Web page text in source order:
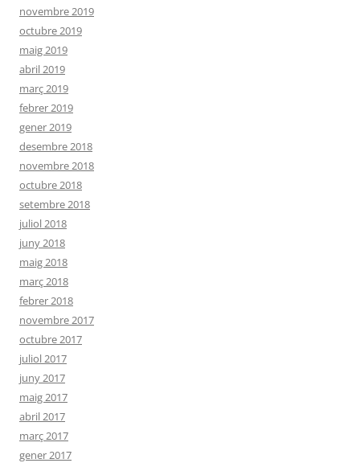
novembre 2019
octubre 2019
maig 2019
abril 2019
març 2019
febrer 2019
gener 2019
desembre 2018
novembre 2018
octubre 2018
setembre 2018
juliol 2018
juny 2018
maig 2018
març 2018
febrer 2018
novembre 2017
octubre 2017
juliol 2017
juny 2017
maig 2017
abril 2017
març 2017
gener 2017